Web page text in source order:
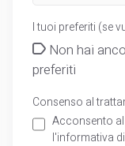
I tuoi preferiti (se
Non hai
preferiti
Consenso al
Acconsento
l'informativa